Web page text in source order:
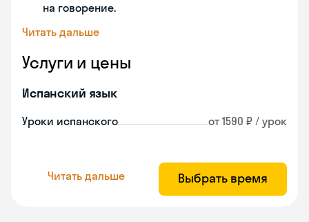
на говорение.
Читать дальше
Услуги и цены
Испанский язык
Уроки испанского от 1590 ₽ / урок
Читать дальше Выбрать время